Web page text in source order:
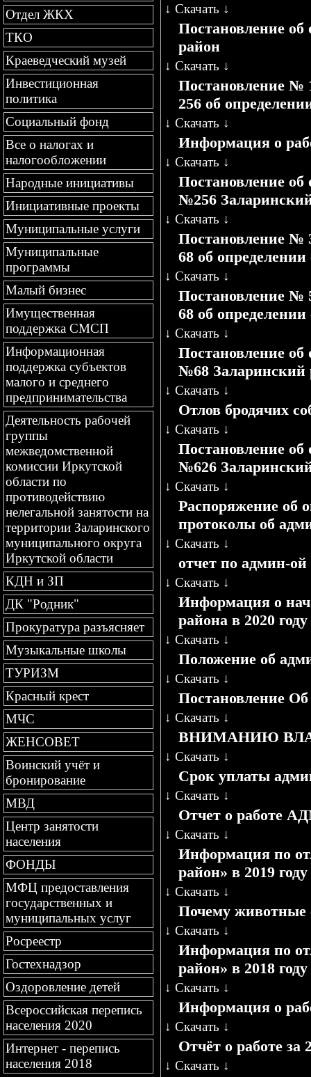
Отдел ЖКХ
ТКО
Краеведческий музей
Инвестиционная
политика
Социальный фонд
Все о налогах и
налогообложении
Народные инициативы
Инициативные проекты
Муниципальные услуги
Муниципальные
программы
Малый бизнес
Имущественная
поддержка СМСП
Информационная
поддержка субъектов
малого и среднего
предпринимательства
Деятельность рабочей
группы
межведомственной
комиссии Иркутской
области по
противодействию
нелегальной занятости на
территории Заларинского
муниципального округа
Иркутской области
КДН и ЗП
ДК "Родник"
Прокуратура разъясняет
Музыкальные школы
ТУРИЗМ
Красный крест
МЧС
ЖЕНСОВЕТ
Воинский учёт и
бронирование
МВД
Центр занятости
населения
ФОНДЫ
МФЦ предоставления
государственных и
муниципальных услуг
Росреестр
Гостехнадзор
Оздоровление детей
Всероссийская перепись
населения 2020
Интернет - перепись
населения 2018
↓ Скачать ↓
Постановление об
район
↓ Скачать ↓
Постановление №
256 об
↓ Скачать ↓
Информация о
↓ Скачать ↓
Постановление об
№256
↓ Скачать ↓
Постановление №
68 об
↓ Скачать ↓
Постановление №
68 об
↓ Скачать ↓
Постановление об
№68 Заларинский
↓ Скачать ↓
Отлов бродячих
↓ Скачать ↓
Постановление об
№626
↓ Скачать ↓
Распоряжение об
протоколы об
↓ Скачать ↓
отчет по админ-
↓ Скачать ↓
Информация о
района в 2020 году
↓ Скачать ↓
Положение об
↓ Скачать ↓
Постановление Об
↓ Скачать ↓
ВНИМАНИЮ
↓ Скачать ↓
Срок уплаты
↓ Скачать ↓
Отчет о работе
↓ Скачать ↓
Информация по
район» в 2019 году
↓ Скачать ↓
Почему животные
↓ Скачать ↓
Информация по
район» в 2018 году
↓ Скачать ↓
Информация о
↓ Скачать ↓
Отчёт о работе за
↓ Скачать ↓